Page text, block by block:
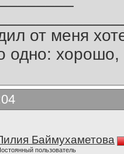
от меня
одно:
Баймухаметова
пользователь